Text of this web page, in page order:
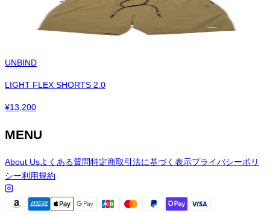
UNBIND
LIGHT FLEX SHORTS 2.0
¥13,200
MENU
About Usよくある質問特定商取引法に基づく表示プライバシーポリ
シー利用規約